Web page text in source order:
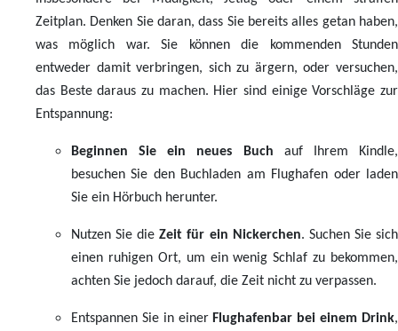
Zeitplan. Denken Sie daran, dass Sie bereits alles getan haben,
was möglich war. Sie können die kommenden Stunden
entweder damit verbringen, sich zu ärgern, oder versuchen,
das Beste daraus zu machen. Hier sind einige Vorschläge zur
Entspannung:
Beginnen Sie ein neues Buch auf Ihrem Kindle,
besuchen Sie den Buchladen am Flughafen oder laden
Sie ein Hörbuch herunter.
Nutzen Sie dieZeit für ein Nickerchen. Suchen Sie sich
einen ruhigen Ort, um ein wenig Schlaf zu bekommen,
achten Sie jedoch darauf, die Zeit nicht zu verpassen.
Entspannen Sie in einerFlughafenbar bei einem Drink,